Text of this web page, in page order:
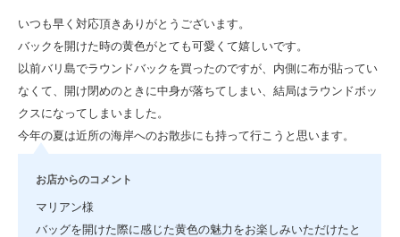
いつも早く対応頂きありがとうございます。
バックを開けた時の黄色がとても可愛くて嬉しいです。
以前バリ島でラウンドバックを買ったのですが、内側に布が貼ってい
なくて、開け閉めのときに中身が落ちてしまい、結局はラウンドボッ
クスになってしまいました。
今年の夏は近所の海岸へのお散歩にも持って行こうと思います。
お店からのコメント
マリアン様
バッグを開けた際に感じた黄色の魅力をお楽しみいただけたと